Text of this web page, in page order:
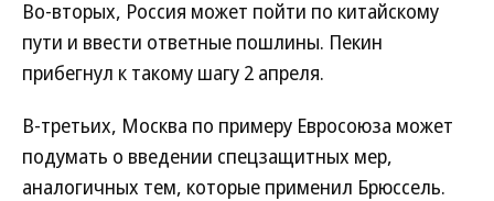
Во-вторых, Россия может пойти по китайскому
пути и ввести ответные пошлины. Пекин
прибегнул к такому шагу 2 апреля.
В-третьих, Москва по примеру Евросоюза может
подумать о введении спецзащитных мер,
аналогичных тем, которые применил Брюссель.